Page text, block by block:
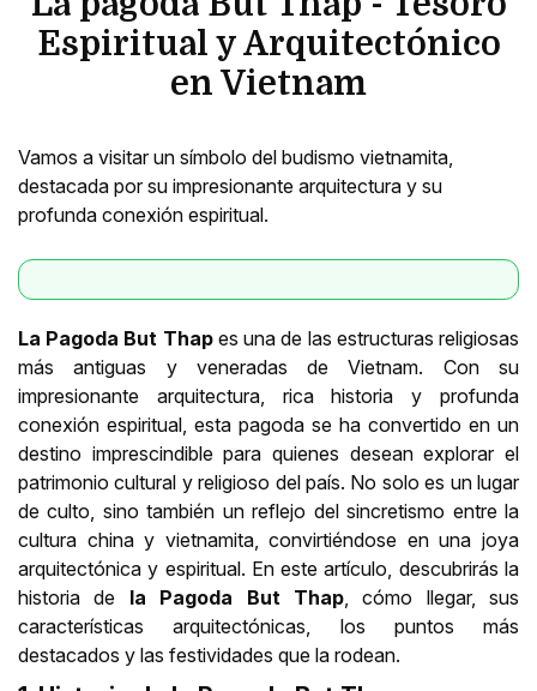
Espiritual y Arquitectónico
en Vietnam
Vamos a visitar un símbolo del budismo vietnamita,
destacada por su impresionante arquitectura y su
profunda conexión espiritual.
La Pagoda But Thapes una de las estructuras religiosas
más antiguas y veneradas de Vietnam. Con su
impresionante arquitectura, rica historia y profunda
conexión espiritual, esta pagoda se ha convertido en un
destino imprescindible para quienes desean explorar el
patrimonio cultural y religioso del país. No solo es un lugar
de culto, sino también un reflejo del sincretismo entre la
cultura china y vietnamita, convirtiéndose en una joya
arquitectónica y espiritual. En este artículo, descubrirás la
historia de la Pagoda But Thap, cómo llegar, sus
características arquitectónicas, los puntos más
destacados y las festividades que la rodean.